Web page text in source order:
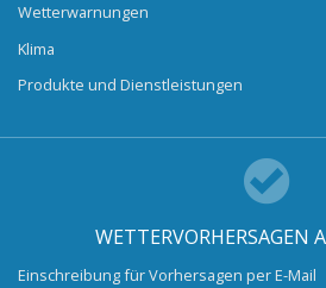
Wetterwarnungen
Klima
Produkte und Dienstleistungen
WETTERVORHERSAGEN
Einschreibung für Vorhersagen per E-Mail